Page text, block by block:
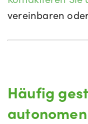
vereinbaren
Häufig